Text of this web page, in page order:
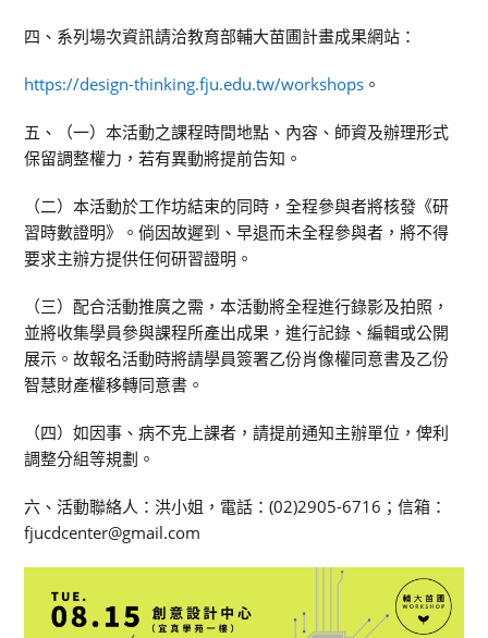
四、系列場次資訊請洽教育部輔大苗圃計畫成果網站：
https://design-thinking.fju.edu.tw/workshops 。
五、（一）本活動之課程時間地點、內容、師資及辦理形式
保留調整權力，若有異動將提前告知。
（二）本活動於工作坊結束的同時，全程參與者將核發《研
習時數證明》。倘因故遲到、早退而未全程參與者，將不得
要求主辦方提供任何研習證明。
（三）配合活動推廣之需，本活動將全程進行錄影及拍照，
並將收集學員參與課程所產出成果，進行記錄、編輯或公開
展示。故報名活動時將請學員簽署乙份肖像權同意書及乙份
智慧財產權移轉同意書。
（四）如因事、病不克上課者，請提前通知主辦單位，俾利
調整分組等規劃。
六、活動聯絡人：洪小姐，電話：(02)2905-6716；信箱：
fjucdcenter@gmail.com